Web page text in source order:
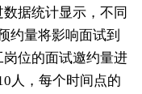
数据统计显示，不同
约量将影响面试到
位的面试邀约量进
人，每个时间点的